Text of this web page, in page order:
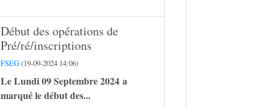
Début des opérations de
Pré/ré/inscriptions
FSEG(19-09-2024 14:06)
Le Lundi 09 Septembre 2024 a
marqué le début des...